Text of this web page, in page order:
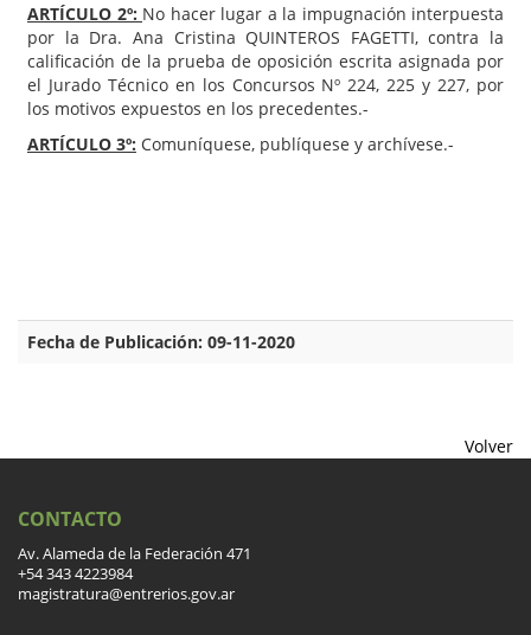
ARTÍCULO 2º: No hacer lugar a la impugnación interpuesta
por la Dra. Ana Cristina QUINTEROS FAGETTI, contra la
calificación de la prueba de oposición escrita asignada por
el Jurado Técnico en los Concursos Nº 224, 225 y 227, por
los motivos expuestos en los precedentes.-
ARTÍCULO 3º: Comuníquese, publíquese y archívese.-
Fecha de Publicación: 09-11-2020
Volver
CONTACTO
Av. Alameda de la Federación 471
+54 343 4223984
magistratura@entrerios.gov.ar